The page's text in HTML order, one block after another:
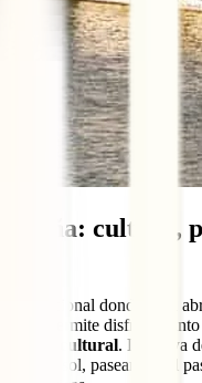
cultura,
excepcional donde ir en
te permite disfrutar tanto
cultural. La playa
bajo el sol, pasear por el